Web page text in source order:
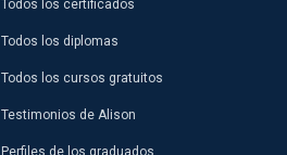
Todos los certificados
Todos los diplomas
Todos los cursos gratuitos
Testimonios de Alison